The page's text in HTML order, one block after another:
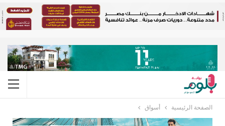
الصفحة الرئيسية أسواق